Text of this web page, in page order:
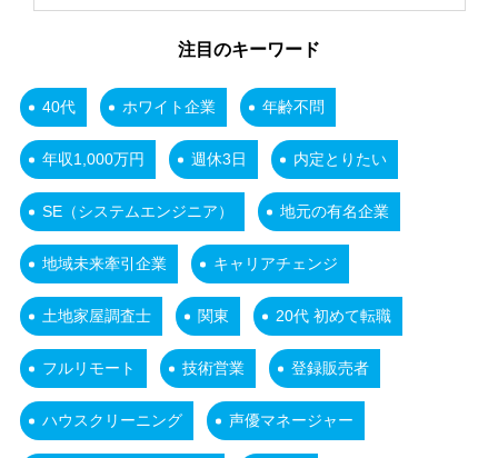
注目のキーワード
40代 ホワイト企業 年齢不問
年収1,000万円 週休3日 内定とりたい
SE（システムエンジニア） 地元の有名企業
地域未来牽引企業 キャリアチェンジ
土地家屋調査士 関東 20代 初めて転職
フルリモート 技術営業 登録販売者
ハウスクリーニング 声優マネージャー